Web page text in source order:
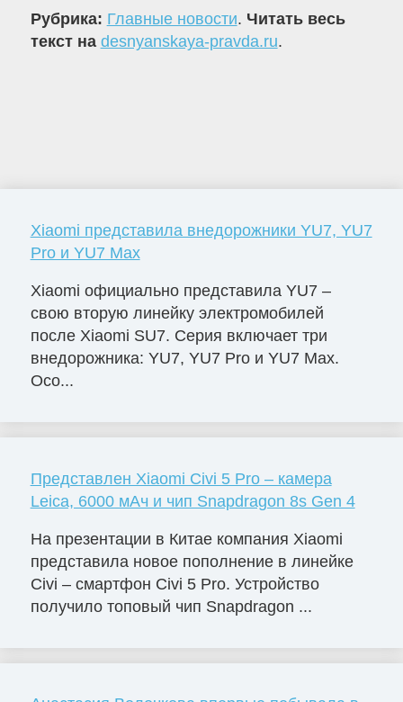
Рубрика: Главные новости. Читать весь
текст на desnyanskaya-pravda.ru.
Xiaomi представила внедорожники YU7, YU7
Pro и YU7 Max
Xiaomi официально представила YU7 –
свою вторую линейку электромобилей
после Xiaomi SU7. Серия включает три
внедорожника: YU7, YU7 Pro и YU7 Max.
Осо...
Представлен Xiaomi Civi 5 Pro – камера
Leica, 6000 мАч и чип Snapdragon 8s Gen 4
На презентации в Китае компания Xiaomi
представила новое пополнение в линейке
Civi – смартфон Civi 5 Pro. Устройство
получило топовый чип Snapdragon ...